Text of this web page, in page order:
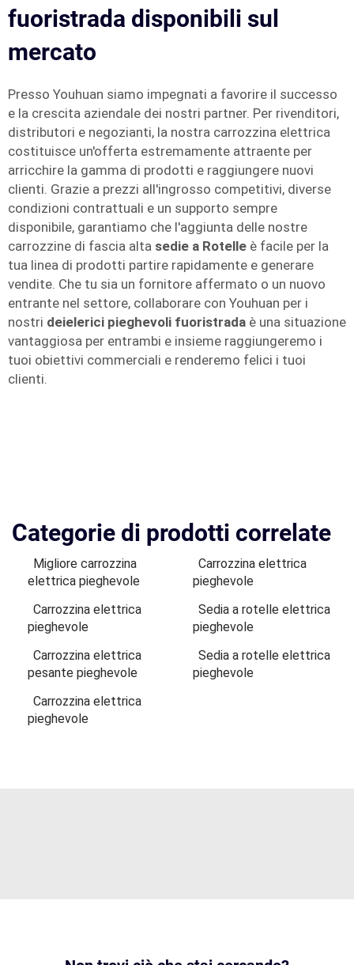
fuoristrada disponibili sul
mercato
Presso Youhuan siamo impegnati a favorire il successo
e la crescita aziendale dei nostri partner. Per rivenditori,
distributori e negozianti, la nostra carrozzina elettrica
costituisce un'offerta estremamente attraente per
arricchire la gamma di prodotti e raggiungere nuovi
clienti. Grazie a prezzi all'ingrosso competitivi, diverse
condizioni contrattuali e un supporto sempre
disponibile, garantiamo che l'aggiunta delle nostre
carrozzine di fascia alta sedie a Rotelle è facile per la
tua linea di prodotti partire rapidamente e generare
vendite. Che tu sia un fornitore affermato o un nuovo
entrante nel settore, collaborare con Youhuan per i
nostri deielerici pieghevoli fuoristrada è una situazione
vantaggiosa per entrambi e insieme raggiungeremo i
tuoi obiettivi commerciali e renderemo felici i tuoi
clienti.
Categorie di prodotti correlate
Migliore carrozzina
elettrica pieghevole
Carrozzina elettrica
pieghevole
Carrozzina elettrica
pieghevole
Sedia a rotelle elettrica
pieghevole
Carrozzina elettrica
pesante pieghevole
Sedia a rotelle elettrica
pieghevole
Carrozzina elettrica
pieghevole